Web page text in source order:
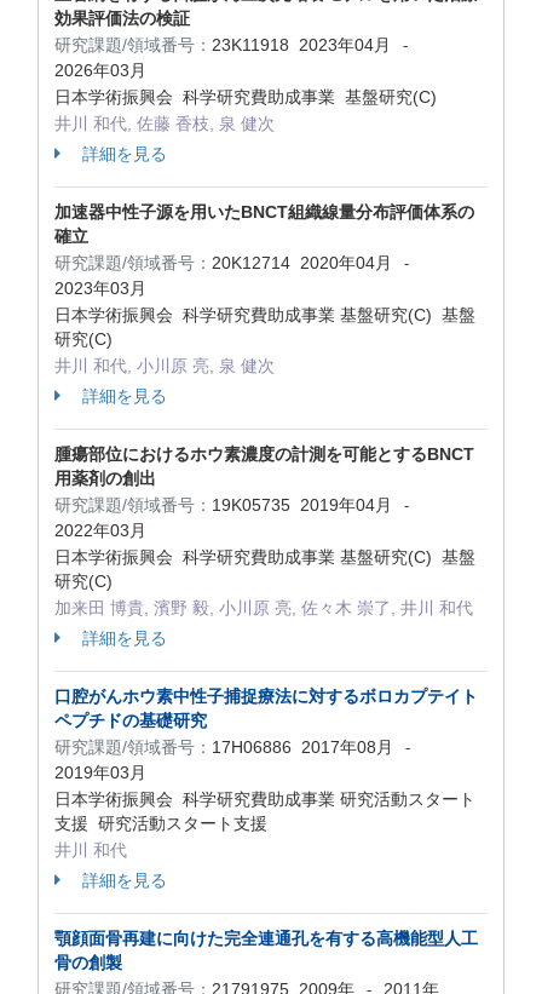
効果評価法の検証
研究課題/領域番号： 23K11918 2023年04月 -
2026年03月
日本学術振興会 科学研究費助成事業 基盤研究(C)
井川 和代, 佐藤 香枝, 泉 健次
詳細を見る
加速器中性子源を用いたBNCT組織線量分布評価体系の
確立
研究課題/領域番号： 20K12714 2020年04月 -
2023年03月
日本学術振興会 科学研究費助成事業 基盤研究(C) 基盤
研究(C)
井川 和代, 小川原 亮, 泉 健次
詳細を見る
腫瘍部位におけるホウ素濃度の計測を可能とするBNCT
用薬剤の創出
研究課題/領域番号： 19K05735 2019年04月 -
2022年03月
日本学術振興会 科学研究費助成事業 基盤研究(C) 基盤
研究(C)
加来田 博貴, 濱野 毅, 小川原 亮, 佐々木 崇了, 井川 和代
詳細を見る
口腔がんホウ素中性子捕捉療法に対するボロカプテイト
ペプチドの基礎研究
研究課題/領域番号： 17H06886 2017年08月 -
2019年03月
日本学術振興会 科学研究費助成事業 研究活動スタート
支援 研究活動スタート支援
井川 和代
詳細を見る
顎顔面骨再建に向けた完全連通孔を有する高機能型人工
骨の創製
研究課題/領域番号： 21791975 2009年 - 2011年